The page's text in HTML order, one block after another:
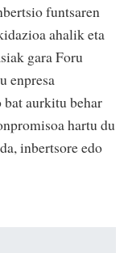
funtsaren
ahalik eta
gara Foru
enpresa
aurkitu behar
hartu du
inbertsore edo